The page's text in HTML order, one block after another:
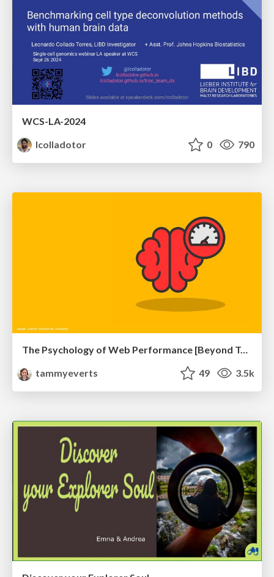
WCS-LA-2024
lcolladotor
0 790
The Psychology of Web Performance [Beyond Tellerrand 2023]
tammyeverts
49 3.5k